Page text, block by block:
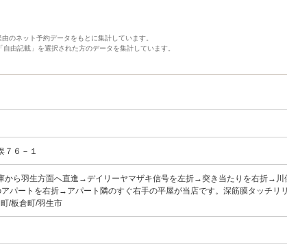
のネット予約データをもとに集計しています。
由記載」を選択された方のデータを集計しています。
７６－１
から羽生方面へ直進→デイリーヤマザキ信号を左折→突き当たりを右折→川
パートを右折→アパート隣のすぐ右手の平屋が当店です。深筋膜タッチリ
/板倉町/羽生市